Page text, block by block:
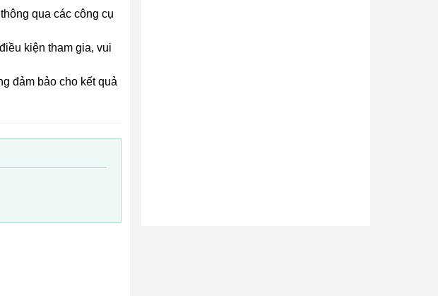
qua các công cụ
kiện tham gia, vui
đảm bảo cho kết quả